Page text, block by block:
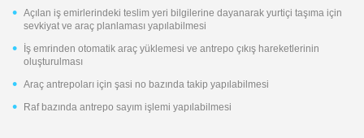
Açılan iş emirlerindeki teslim yeri bilgilerine dayanarak yurtiçi taşıma için
sevkiyat ve araç planlaması yapılabilmesi
İş emrinden otomatik araç yüklemesi ve antrepo çıkış hareketlerinin
oluşturulması
Araç antrepoları için şasi no bazında takip yapılabilmesi
Raf bazında antrepo sayım işlemi yapılabilmesi